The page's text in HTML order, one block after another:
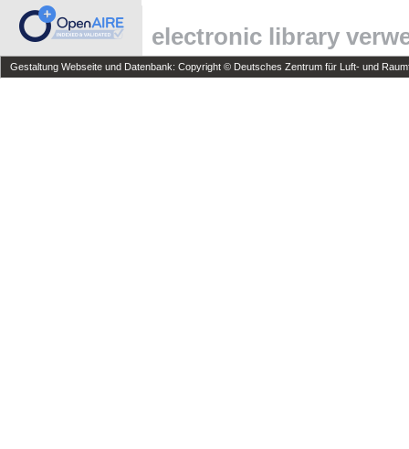
electronic library
Gestaltung Webseite und Datenbank: Copyright © Deutsches Zentrum für Luft- und